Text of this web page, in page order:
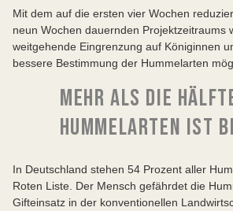
Mit dem auf die ersten vier Wochen
neun Wochen dauernden Projektzeitraums
weitgehende Eingrenzung auf Königinnen
bessere Bestimmung der Hummelarten
MEHR ALS DIE
HUMMELARTEN IST
In Deutschland stehen 54 Prozent aller
Roten Liste. Der Mensch gefährdet die
Gifteinsatz in der konventionellen